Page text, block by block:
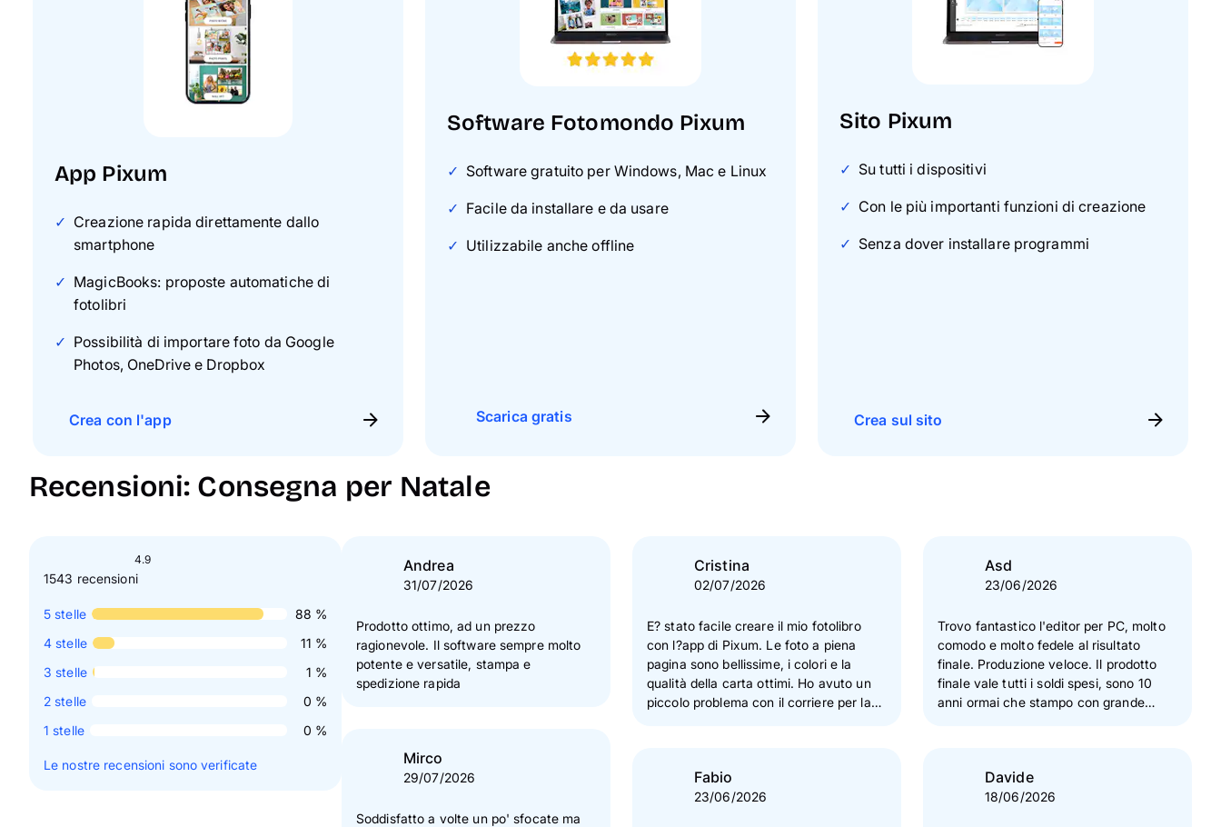
App Pixum
Creazione rapida direttamente dallo
smartphone
MagicBooks: proposte automatiche di
fotolibri
Possibilità di importare foto da Google
Photos, OneDrive e Dropbox
Crea con l'app
Software Fotomondo Pixum
Software gratuito per Windows, Mac e Linux
Facile da installare e da usare
Utilizzabile anche offline
Scarica gratis
Sito Pixum
Su tutti i dispositivi
Con le più importanti funzioni di creazione
Senza dover installare programmi
Crea sul sito
Recensioni: Consegna per Natale
4.9
1543 recensioni
5 stelle
88 %
4 stelle
11 %
3 stelle
1 %
2 stelle
0 %
1 stelle 0 %
Le nostre recensioni sono verificate
Andrea
31/07/2026
Prodotto ottimo, ad un prezzo
ragionevole. Il software sempre molto
potente e versatile, stampa e
spedizione rapida
Mirco
29/07/2026
Soddisfatto a volte un po' sfocate ma
Cristina
02/07/2026
E? stato facile creare il mio fotolibro
con l?app di Pixum. Le foto a piena
pagina sono bellissime, i colori e la
qualità della carta ottimi. Ho avuto un
piccolo problema con il corriere per la
Fabio
23/06/2026
Asd
23/06/2026
Trovo fantastico l'editor per PC, molto
comodo e molto fedele al risultato
finale. Produzione veloce. Il prodotto
finale vale tutti i soldi spesi, sono 10
anni ormai che stampo con grande
Davide
18/06/2026